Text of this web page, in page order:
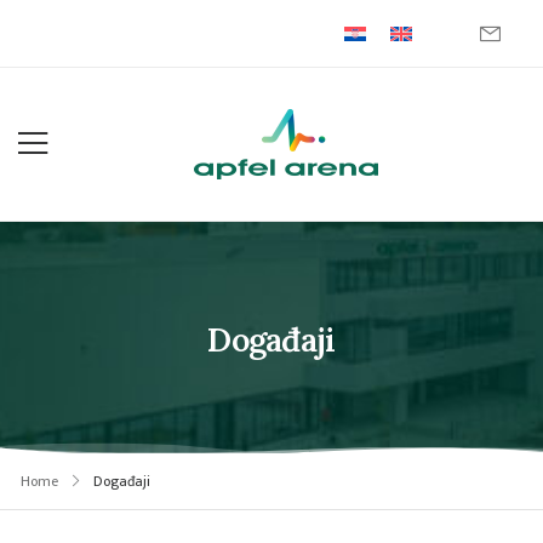
Događaji
Home Događaji